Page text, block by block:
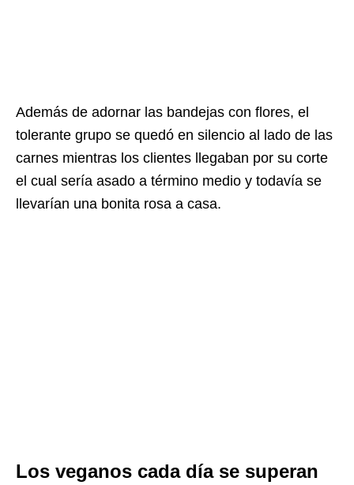
Además de adornar las bandejas con flores, el
tolerante grupo se quedó en silencio al lado de las
carnes mientras los clientes llegaban por su corte
el cual sería asado a término medio y todavía se
llevarían una bonita rosa a casa.
Los veganos cada día se superan